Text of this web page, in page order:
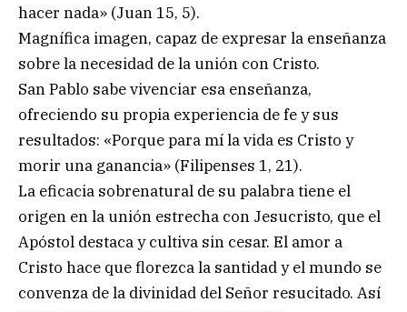
hacer nada» (Juan 15, 5).
Magnífica imagen, capaz de expresar la enseñanza
sobre la necesidad de la unión con Cristo.
San Pablo sabe vivenciar esa enseñanza,
ofreciendo su propia experiencia de fe y sus
resultados: «Porque para mí la vida es Cristo y
morir una ganancia» (Filipenses 1, 21).
La eficacia sobrenatural de su palabra tiene el
origen en la unión estrecha con Jesucristo, que el
Apóstol destaca y cultiva sin cesar. El amor a
Cristo hace que florezca la santidad y el mundo se
convenza de la divinidad del Señor resucitado. Así